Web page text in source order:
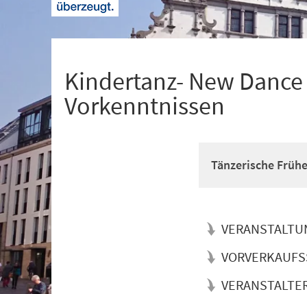
Kindertanz- New
Vorkenntnissen
Tänzerische